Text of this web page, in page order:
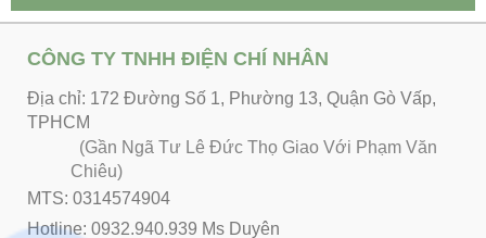
CÔNG TY TNHH ĐIỆN CHÍ NHÂN
Địa chỉ: 172 Đường Số 1, Phường 13, Quận Gò Vấp,
TPHCM
(Gần Ngã Tư Lê Đức Thọ Giao Với Phạm Văn
Chiêu)
MTS: 0314574904
Hotline: 0932.940.939 Ms Duyên